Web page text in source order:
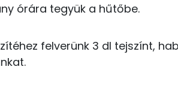
eper
porcukor
mascarpone
órára tegyük a hűtőbe.
felverünk 3 dl tejszínt,